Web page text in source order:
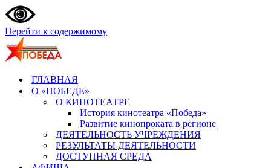
Перейти к содержимому
ГЛАВНАЯ
О «ПОБЕДЕ»
О КИНОТЕАТРЕ
История кинотеатра «Победа»
Развитие кинопроката в регионе
ДЕЯТЕЛЬНОСТЬ УЧРЕЖДЕНИЯ
РЕЗУЛЬТАТЫ ДЕЯТЕЛЬНОСТИ
ДОСТУПНАЯ СРЕДА